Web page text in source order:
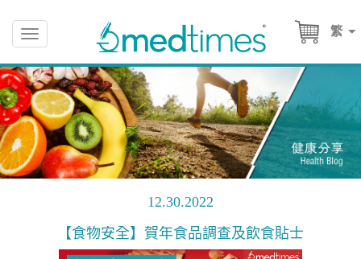
繁
Toggle
navigation
12.30.2022
【食物安全】賀年食品調查及飲食貼士